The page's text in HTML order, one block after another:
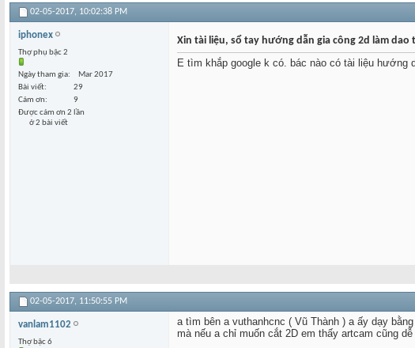
02-05-2017, 10:02:38 PM
iphonex
Thợ phụ bậc 2
Ngày tham gia
Mar 2017
Bài viết
29
Cám ơn
9
Được cám ơn 2 lần
ở 2 bài viết
Xin tài liệu, sổ tay hướng dẫn gia công 2d làm
E tìm khắp google k có. bác nào có tài liệu hướng
02-05-2017, 11:50:55 PM
vanlam1102
Thợ bậc 6
a tìm bên a vuthanhcnc ( Vũ Thành ) a ấy dạy
mà nếu a chỉ muốn cắt 2D em thấy artcam cũng